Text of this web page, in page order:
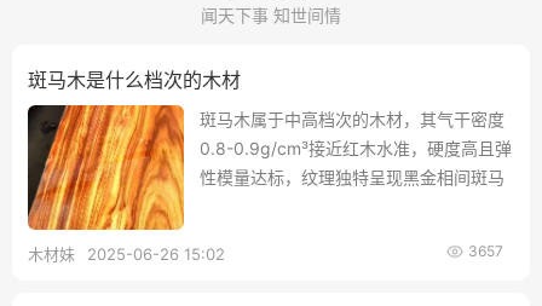
闻天下事 知世间情
斑马木是什么档次的木材
斑马木属于中高档次的木材，其气干密度
0.8-0.9g/cm³接近红木水准，硬度高且弹
性模量达标，纹理独特呈现黑金相间斑马
市场中占有一席之地。
木材妹 2025-06-26 15:02 3657